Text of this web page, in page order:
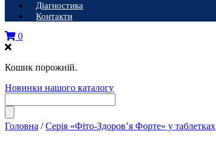
Діагностика
Контакти
0
Кошик порожній.
Новинки нашого каталогу
Головна /Серія «Фіто-Здоров’я Форте» у таблетках